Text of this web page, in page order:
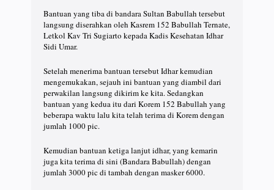
Bantuan yang tiba di bandara Sultan Babullah tersebut
langsung diserahkan oleh Kasrem 152 Babullah Ternate,
Letkol Kav Tri Sugiarto kepada Kadis Kesehatan Idhar
Sidi Umar.
Setelah menerima bantuan tersebut Idhar kemudian
mengemukakan, sejauh ini bantuan yang diambil dari
perwakilan langsung dikirim ke kita. Sedangkan
bantuan yang kedua itu dari Korem 152 Babullah yang
beberapa waktu lalu kita telah terima di Korem dengan
jumlah 1000 pic.
Kemudian bantuan ketiga lanjut idhar, yang kemarin
juga kita terima di sini (Bandara Babullah) dengan
jumlah 3000 pic di tambah dengan masker 6000.